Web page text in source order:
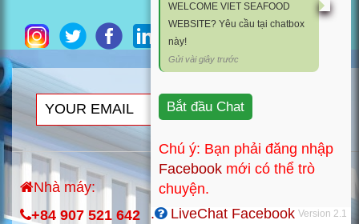
SUBSCRIBE
Nhà máy:
+84 907 521 642
CÔNG TY TNHH
NÔNG THỦY SẢN
VIỆT
WELCOME VIET SEAFOOD
WEBSITE? Yêu cầu tại chatbox
này!
Gửi vài giây trước
Bắt đầu Chat
Chú ý: Bạn phải đăng nhập
Facebook mới có thể trò
chuyện.
.
LiveChat Facebook Version 2.1